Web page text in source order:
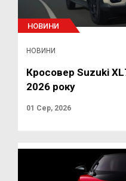
НОВИНИ
НОВИНИ
Кросовер Suzuki
2026 року
01 Сер, 2026